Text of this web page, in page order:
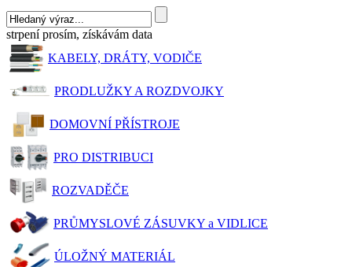
strpení prosím, získávám data
KABELY, DRÁTY, VODIČE
PRODLUŽKY A ROZDVOJKY
DOMOVNÍ PŘÍSTROJE
PRO DISTRIBUCI
ROZVADĚČE
PRŮMYSLOVÉ ZÁSUVKY a VIDLICE
ÚLOŽNÝ MATERIÁL